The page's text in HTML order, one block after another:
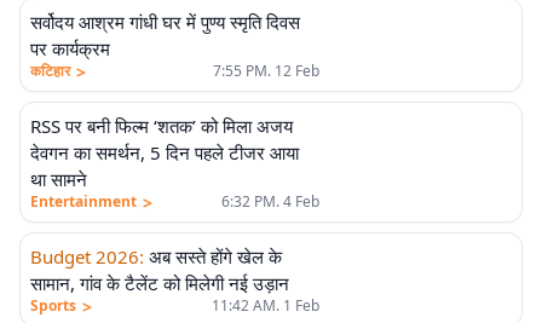
सर्वोदय आश्रम गांधी घर में पुण्य स्मृति दिवस
पर कार्यक्रम
कटिहार > 7:55 PM. 12 Feb
RSS पर बनी फिल्म ‘शतक’ को मिला अजय
देवगन का समर्थन, 5 दिन पहले टीजर आया
था सामने
Entertainment > 6:32 PM. 4 Feb
Budget 2026: अब सस्ते होंगे खेल के
सामान, गांव के टैलेंट को मिलेगी नई उड़ान
Sports > 11:42 AM. 1 Feb